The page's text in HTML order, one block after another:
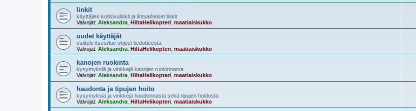
linkit
käyttäjien kotisivulinkit ja lintuaiheiset linkit
Valvojat: Aleksandra HiltaHelikopteri maatiaiskukko
uudet käyttäjät
esittele itsesi/lue ohjeet tiedotteesta
Valvojat: Aleksandra HiltaHelikopteri maatiaiskukko
kanojen ruokinta
kysymyksiä ja vinkkejä kanojen ruokinnasta
Valvojat: Aleksandra HiltaHelikopteri maatiaiskukko
haudonta ja tipujen hoito
kysymyksiä ja vinkkejä haudonnasta sekä tipujen hoidosta
Valvojat: Aleksandra HiltaHelikopteri maatiaiskukko